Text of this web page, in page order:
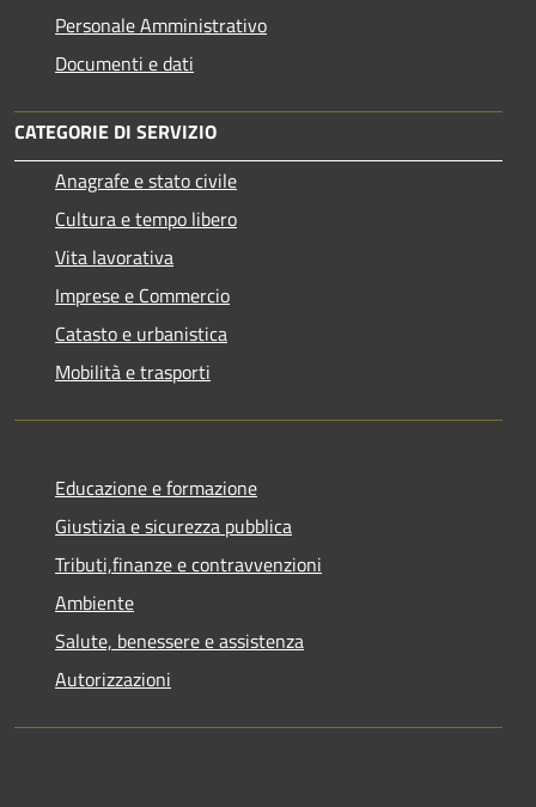
Personale Amministrativo
Documenti e dati
CATEGORIE DI SERVIZIO
Anagrafe e stato civile
Cultura e tempo libero
Vita lavorativa
Imprese e Commercio
Catasto e urbanistica
Mobilità e trasporti
Educazione e formazione
Giustizia e sicurezza pubblica
Tributi,finanze e contravvenzioni
Ambiente
Salute, benessere e assistenza
Autorizzazioni